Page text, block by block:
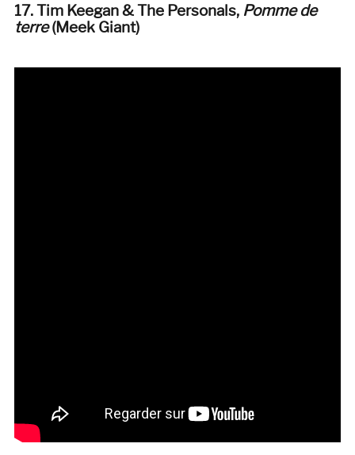
17. Tim Keegan & The Personals, Pomme de
terre(Meek Giant)